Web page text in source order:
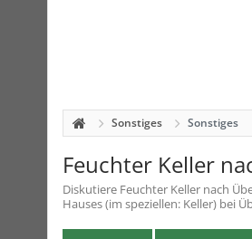
Sonstiges Sonstiges
Feuchter Keller
Diskutiere Feuchter Keller nach
Hauses (im speziellen: Keller) bei